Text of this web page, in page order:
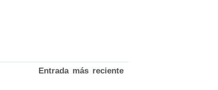
Entrada más reciente